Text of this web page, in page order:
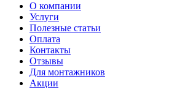
О компании
Услуги
Полезные статьи
Оплата
Контакты
Отзывы
Для монтажников
Акции